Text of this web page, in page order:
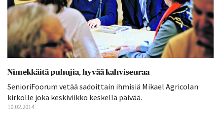
Nimekkäitä puhujia, hyvää kahviseuraa
SenioriFoorum vetää sadoittain ihmisiä Mikael Agricolan
kirkolle joka keskiviikko keskellä päivää.
10.02.2014